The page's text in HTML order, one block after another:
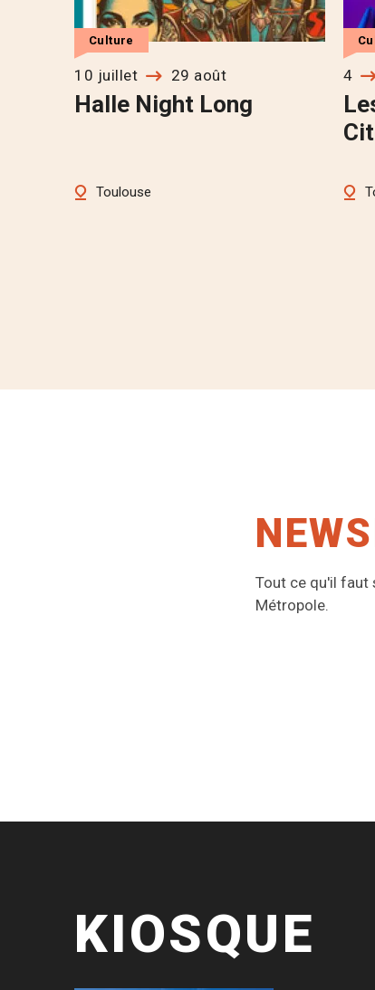
Halle Night Long
Culture
10 juillet 29 août
Toulouse
4
Tout ce qu'il faut
Métropole.
KIOSQUE